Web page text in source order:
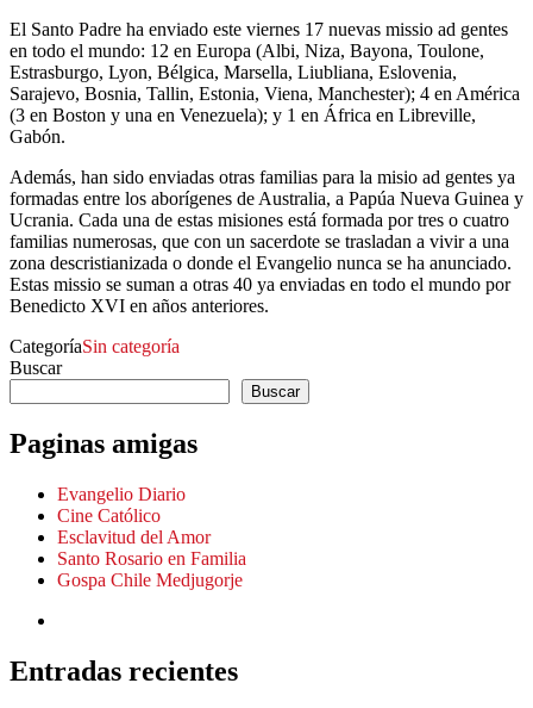
El Santo Padre ha enviado este viernes 17 nuevas missio ad gentes
en todo el mundo: 12 en Europa (Albi, Niza, Bayona, Toulone,
Estrasburgo, Lyon, Bélgica, Marsella, Liubliana, Eslovenia,
Sarajevo, Bosnia, Tallin, Estonia, Viena, Manchester); 4 en América
(3 en Boston y una en Venezuela); y 1 en África en Libreville,
Gabón.
Además, han sido enviadas otras familias para la misio ad gentes ya
formadas entre los aborígenes de Australia, a Papúa Nueva Guinea y
Ucrania. Cada una de estas misiones está formada por tres o cuatro
familias numerosas, que con un sacerdote se trasladan a vivir a una
zona descristianizada o donde el Evangelio nunca se ha anunciado.
Estas missio se suman a otras 40 ya enviadas en todo el mundo por
Benedicto XVI en años anteriores.
CategoríaSin categoría
Buscar
Buscar
Paginas amigas
Evangelio Diario
Cine Católico
Esclavitud del Amor
Santo Rosario en Familia
Gospa Chile Medjugorje
Entradas recientes